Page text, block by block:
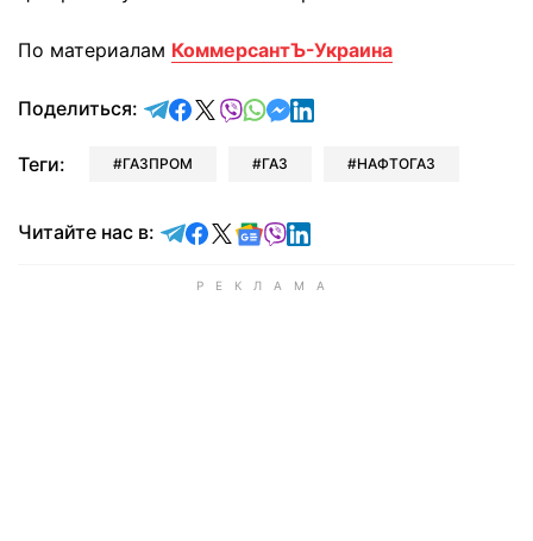
По материалам КоммерсантЪ-Украина
Поделиться: отправить в Telegram
поделиться в Facebook
поделиться в X
отправить в Viber
отправить в Whatsapp
отправить в Messenger
отправить в LinkedIn
Теги: ГАЗПРОМ ГАЗ НАФТОГАЗ
Читайте нас в: Читайте в Telegram
Читайте в Facebook
Читайте в X
Читайте в Google news
Читайте в Viber
Читайте в LinkedIn